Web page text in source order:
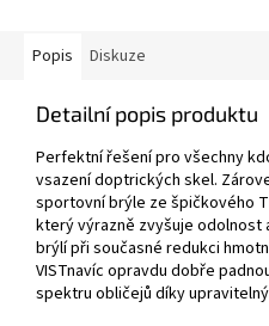
Popis Diskuze
Detailní popis produktu
Perfektní řešení pro všechny
vsazení doptrických skel.
sportovní brýle ze špičkového
který výrazně zvyšuje odolnost
brýlí při současné redukci
VISTnavíc opravdu dobře
spektru obličejů díky